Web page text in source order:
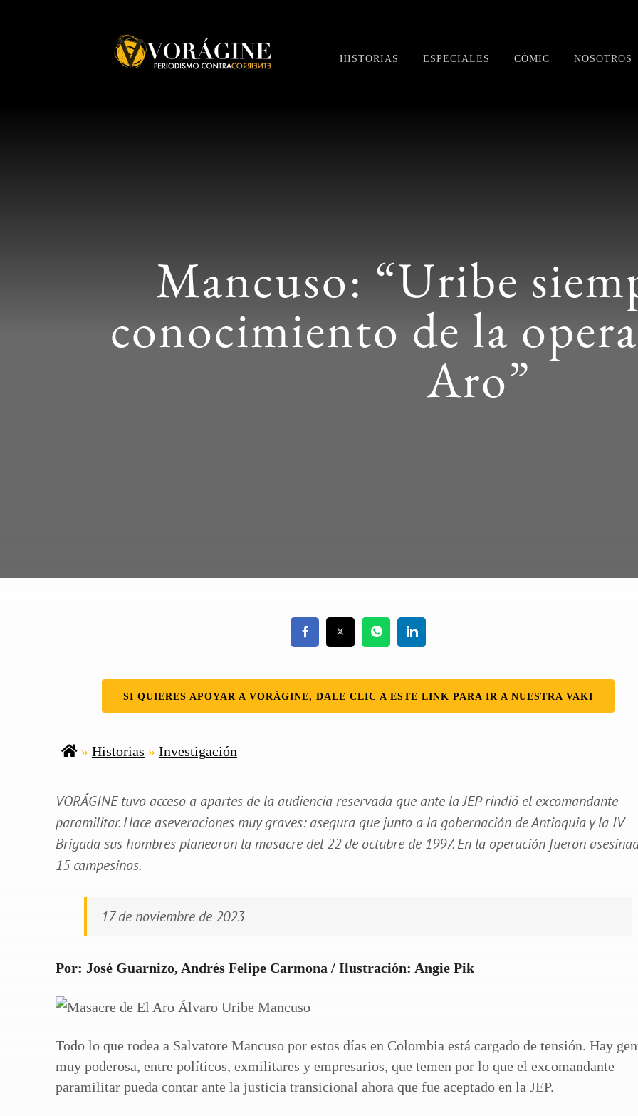
HISTORIAS ESPECIALES CÓMIC NOSOTROS
Mancuso: “Uribe
conocimiento de la
Aro”
SI QUIERES APOYAR A VORÁGINE, DALE CLIC A ESTE LINK PARA IR A NUESTRA VAKI
» Historias » Investigación
VORÁGINE tuvo acceso a apartes de la audiencia reservada que ante la JEP rindió el excomandante
paramilitar. Hace aseveraciones muy graves: asegura que junto a la gobernación de Antioquia y la IV
Brigada sus hombres planearon la masacre del 22 de octubre de 1997. En la operación fueron
15 campesinos.
17 de noviembre de 2023
Por: José Guarnizo, Andrés Felipe Carmona / Ilustración: Angie Pik
Todo lo que rodea a Salvatore Mancuso por estos días en Colombia está cargado de tensión. Hay
muy poderosa, entre políticos, exmilitares y empresarios, que temen por lo que el excomandante
paramilitar pueda contar ante la justicia transicional ahora que fue aceptado en la JEP.